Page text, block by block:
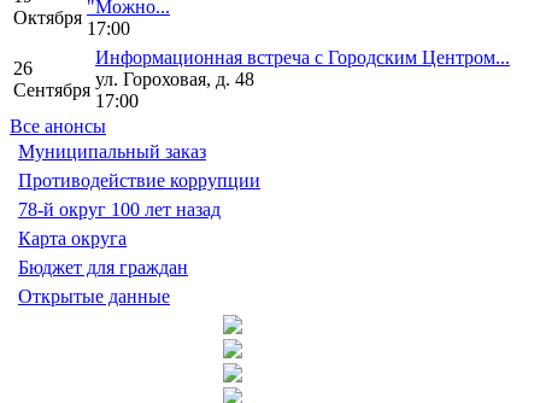
Октября
"Можно...
17:00
26
Сентября
Информационная встреча с Городским Центром...
ул. Гороховая, д. 48
17:00
Все анонсы
Муниципальный заказ
Противодействие коррупции
78-й округ 100 лет назад
Карта округа
Бюджет для граждан
Открытые данные